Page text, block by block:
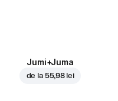
Jumi+Juma
de la 55,98 lei